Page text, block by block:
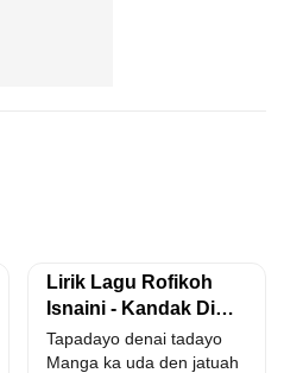
Lirik Lagu Rofikoh
Isnaini - Kandak Di
Hati
Tapadayo denai tadayo
Manga ka uda den jatuah